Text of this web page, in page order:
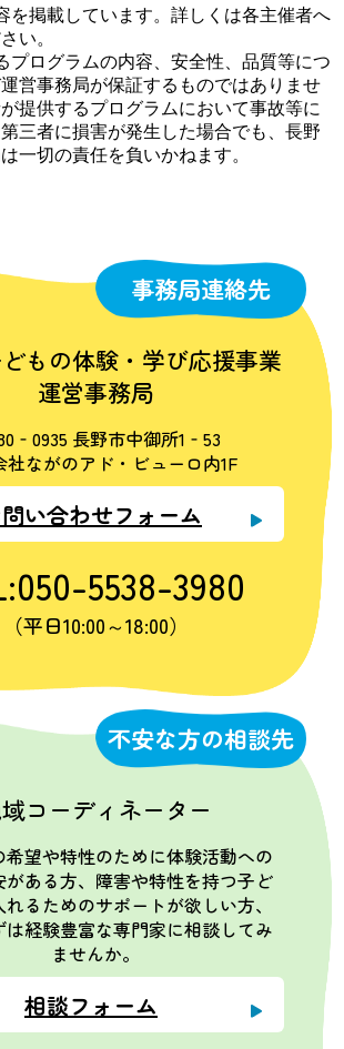
を掲載しています。詳しくは各主催者へ
い。
プログラムの内容、安全性、品質等につ
営事務局が保証するものではありませ
提供するプログラムにおいて事故等に
三者に損害が発生した場合でも、長野
一切の責任を負いかねます。
事務局連絡先
もの体験・学び応援事業
運営事務局
長野市中御所1‐53
社ながのアド・ビューロ内1F
い合わせフォーム
5538-3980
（平日10:00～18:00）
不安な方の相談先
コーディネーター
希望や特性のために体験活動への
がある方、障害や特性を持つ子ど
るためのサポートが欲しい方、
経験豊富な専門家に相談してみ
ませんか。
相談フォーム